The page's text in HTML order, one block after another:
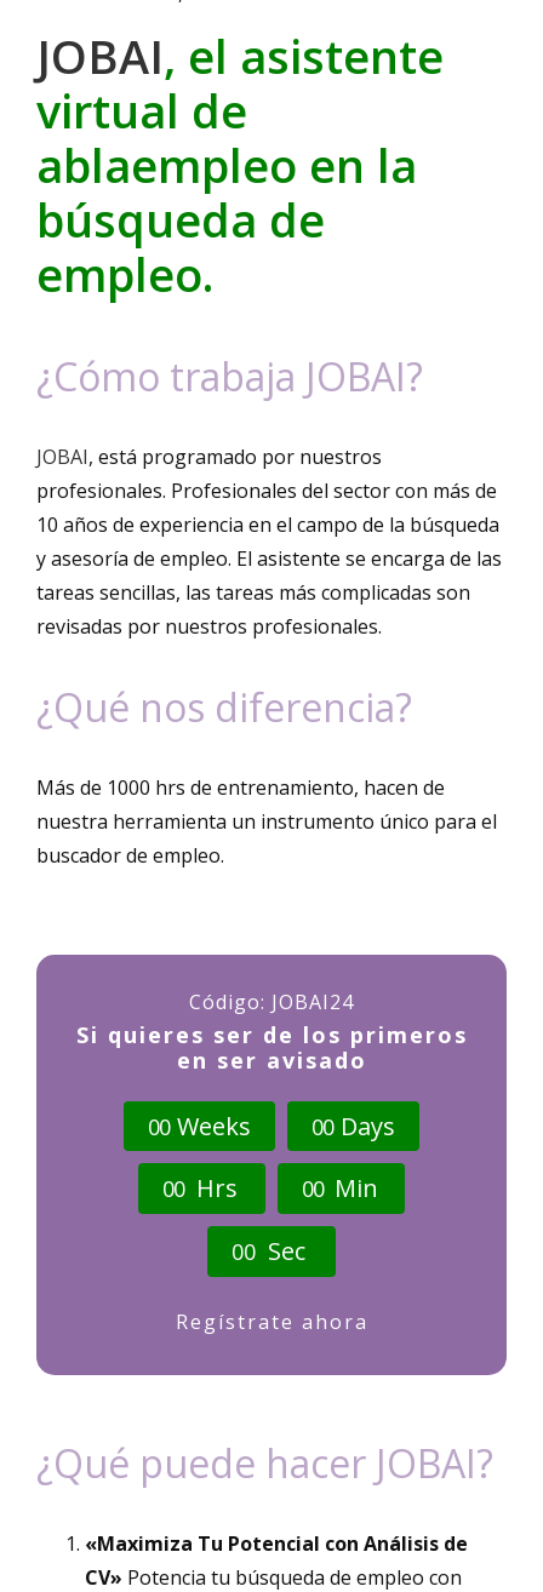
JOBAI, el asistente
virtual de
ablaempleo en la
búsqueda de
empleo.
¿Cómo trabaja JOBAI?
JOBAI, está programado por nuestros
profesionales. Profesionales del sector con más de
10 años de experiencia en el campo de la búsqueda
y asesoría de empleo. El asistente se encarga de las
tareas sencillas, las tareas más complicadas son
revisadas por nuestros profesionales.
¿Qué nos diferencia?
Más de 1000 hrs de entrenamiento, hacen de
nuestra herramienta un instrumento único para el
buscador de empleo.
Código: JOBAI24
Si quieres ser de los primeros
en ser avisado
00 Weeks 00 Days
00 Hrs 00 Min
00 Sec
Regístrate ahora
¿Qué puede hacer JOBAI?
«Maximiza Tu Potencial con Análisis de
CV» Potencia tu búsqueda de empleo con